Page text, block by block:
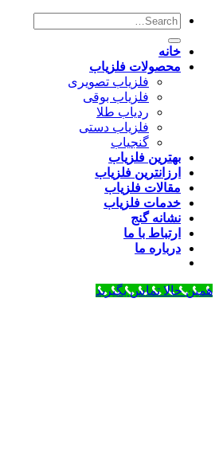
خانه
محصولات فلزیاب
فلزیاب تصویری
فلزیاب بوقی
ردیاب طلا
فلزیاب دستی
گنجیاب
بهترین فلزیاب
ارزانترین فلزیاب
مقالات فلزیاب
خدمات فلزیاب
نشانه گنج
ارتباط با ما
درباره ما
تماس بگیرید